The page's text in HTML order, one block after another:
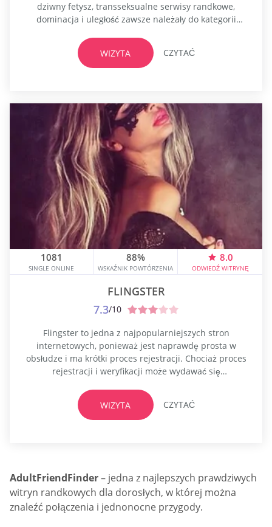
dziwny fetysz, transseksualne serwisy randkowe,
dominacja i uległość zawsze należały do kategorii
wielu kulturach tematem tabu, nadal jest bardziej
akceptowane niż kultura BDSM. Dopiero po szerokiej
akceptacji trylogii pięćdziesięciu odcieni ludzie zaczęli
WIZYTA CZYTAĆ
1081
SINGLE ONLINE
88%
WSKAŹNIK POWTÓRZENIA
8.0
ODWIEDŹ WITRYNĘ
FLINGSTER
7.3/10
Flingster to jedna z najpopularniejszych stron
internetowych, ponieważ jest naprawdę prosta w
obsłudze i ma krótki proces rejestracji. Chociaż proces
rejestracji i weryfikacji może wydawać się
randkowych, doświadczeni użytkownicy online wiedzą,
że serwisy randkowe, czy to te najpopularniejsze,
niszowe, czy transseksualne, zazwyczaj rozczarowują
WIZYTA CZYTAĆ
AdultFriendFinder– jedna z najlepszych prawdziwych
witryn randkowych dla dorosłych, w której można
znaleźć połączenia i jednonocne przygody.